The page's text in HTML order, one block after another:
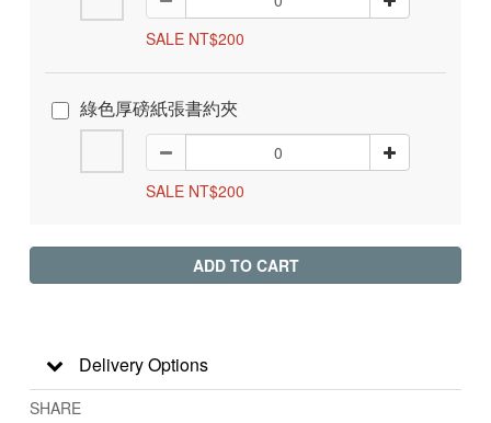
SALE NT$200
綠色厚磅紙張書約夾
SALE NT$200
ADD TO CART
Delivery Options
SHARE